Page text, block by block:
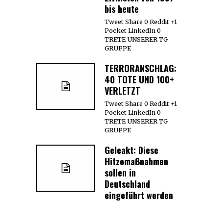
bis heute
Tweet Share 0 Reddit +1
Pocket LinkedIn 0
TRETE UNSERER TG
GRUPPE
TERRORANSCHLAG:
40 TOTE UND 100+
VERLETZT
Tweet Share 0 Reddit +1
Pocket LinkedIn 0
TRETE UNSERER TG
GRUPPE
Geleakt: Diese
Hitzemaßnahmen
sollen in
Deutschland
eingeführt werden